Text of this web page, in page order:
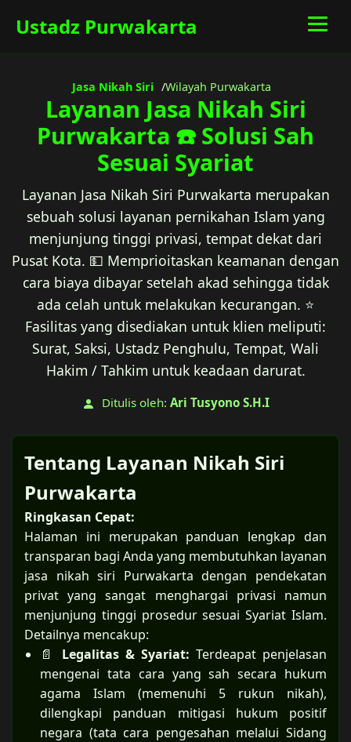
Ustadz Purwakarta
Jasa Nikah Siri Wilayah Purwakarta
Layanan Jasa Nikah Siri
Purwakarta ☎️ Solusi Sah
Sesuai Syariat
Layanan Jasa Nikah Siri Purwakarta merupakan
sebuah solusi layanan pernikahan Islam yang
menjunjung tinggi privasi, tempat dekat dari
Pusat Kota. 💵 Memprioitaskan keamanan dengan
cara biaya dibayar setelah akad sehingga tidak
ada celah untuk melakukan kecurangan. ⭐
Fasilitas yang disediakan untuk klien meliputi:
Surat, Saksi, Ustadz Penghulu, Tempat, Wali
Hakim / Tahkim untuk keadaan darurat.
Ditulis oleh: Ari Tusyono S.H.I
Tentang Layanan Nikah Siri
Purwakarta
Ringkasan Cepat:
Halaman ini merupakan panduan lengkap dan
transparan bagi Anda yang membutuhkan layanan
jasa nikah siri Purwakarta dengan pendekatan
privat yang sangat menghargai privasi namun
menjunjung tinggi prosedur sesuai Syariat Islam.
Detailnya mencakup:
📄 Legalitas & Syariat: Terdeapat penjelasan
mengenai tata cara yang sah secara hukum
agama Islam (memenuhi 5 rukun nikah),
dilengkapi panduan mitigasi hukum positif
negara (tata cara pengesahan melalui Sidang